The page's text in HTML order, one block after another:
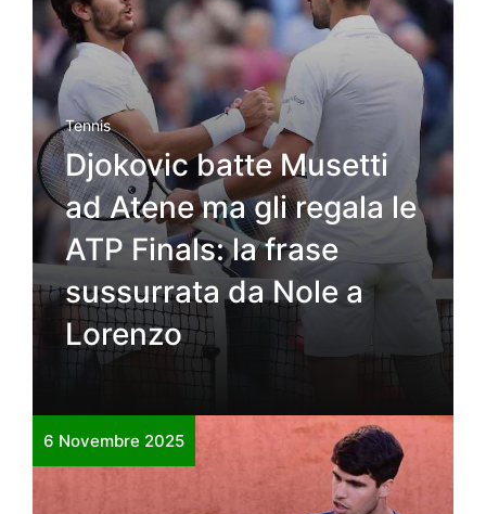
Tennis
Djokovic batte Musetti
ad Atene ma gli regala le
ATP Finals: la frase
sussurrata da Nole a
Lorenzo
6 Novembre 2025